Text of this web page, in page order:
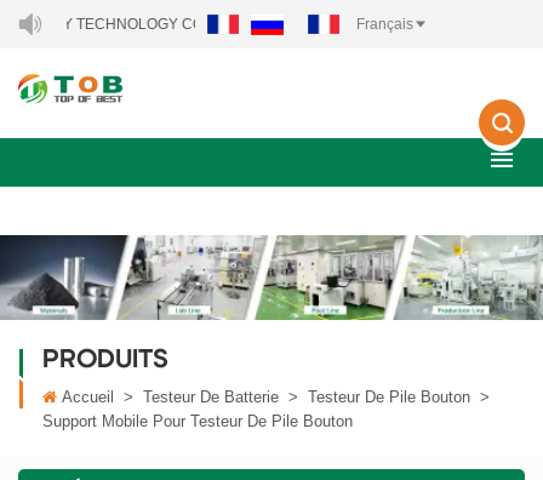
TECHNOLOGY CO., LTD.. Français
PRODUITS
Accueil > Testeur De Batterie > Testeur De Pile Bouton >
Support Mobile Pour Testeur De Pile Bouton